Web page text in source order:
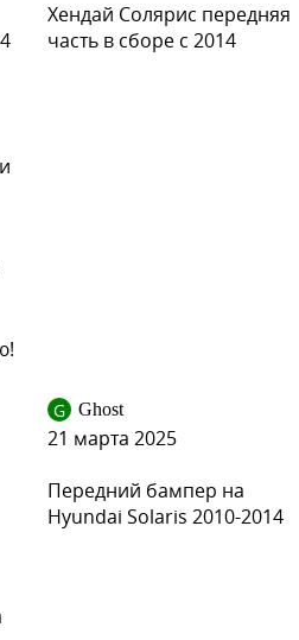
(Белый)
(Белый)
(Белый)
Хендай Солярис передняя
часть в сборе с 2014
G Ghost
21 марта 2025
Передний бампер на
Hyundai Solaris 2010-2014